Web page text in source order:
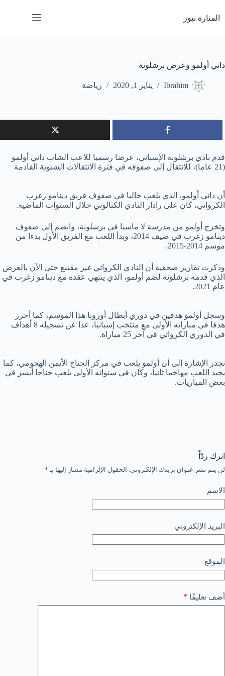
إلى
المحتوى
المنارة نيوز
داني أولمو وعرض برشلونة
Ibrahim يناير 1, 2020 رياضة
قدم نادي برشلونة الإسباني، عرضا رسميا للاعب الشاب داني أولمو
(21 عاما)، للانتقال إلى صفوفه في فترة الانتقالات الشتوية القادمة
أن داني أولمو، الذي يلعب حاليا في صفوف فريق دينامو زغرب
الكرواتي، كان على رادار النادي الكتالوني خلال السنوات الماضية.
وتخرج أولمو من مدرسة لا ماسيا في برشلونة، وانضم إلى صفوف
دينامو زغرب في صيف 2014، وبدأ اللعب مع الفريق الأول بدءا من
موسم 2014-2015.
وذكرت تقارير صحفية أن النادي الكرواتي غير مقتنع حتى الآن بالعرض
الذي قدمه برشلونة لضم أولمو، الذي ينتهي عقده مع دينامو زغرب في
عام 2021.
وسجل أولمو هدفين في دوري أبطال أوروبا هذا الموسم، كما أحرز
هدفا في مباراته الأولى مع منتخب إسبانيا، عدا عن تسجيله 8 أهداف
في الدوري الكرواتي في آخر 25 مباراة.
تجدر الإشارة إلى أن أولمو يلعب في مركز الجناح الأيمن الهجومي، كما
يجيد اللعب مهاجما ثانيا، وكان في سنواته الأولى يلعب جناحا أيسر في
بعض المباريات.
اترك ردّاً
لن يتم نشر عنوان بريدك الإلكتروني. الحقول الإلزامية مشار إليها بـ *
الاسم
البريد الإلكتروني
الموقع
أضف تعليقًا *